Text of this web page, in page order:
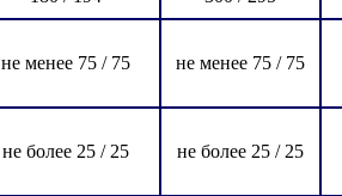
не менее 75 / 75 не менее 75 / 75
не более 25 / 25 не более 25 / 25